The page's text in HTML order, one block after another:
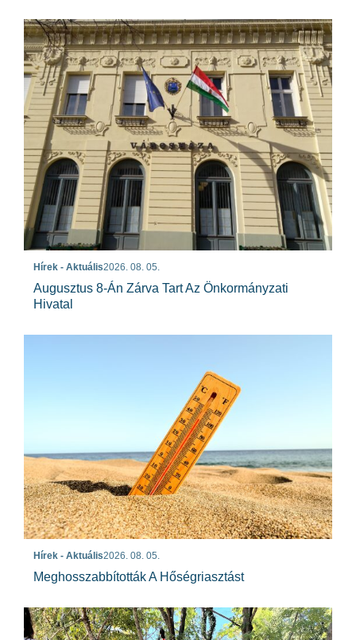
Hírek - Aktuális2026. 08. 05.
Augusztus 8-Án Zárva Tart Az Önkormányzati
Hivatal
Hírek - Aktuális2026. 08. 05.
Meghosszabbították A Hőségriasztást